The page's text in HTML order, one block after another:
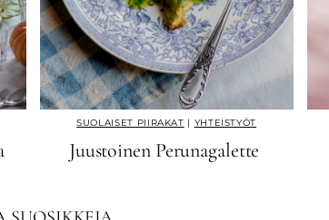
SUOLAISET PIIRAKAT | YHTEISTYÖT
Juustoinen Perunagalette